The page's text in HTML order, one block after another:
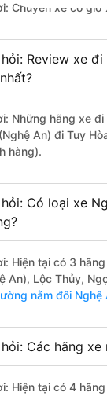
Chuyến xe có
hỏi: Review xe
Những hãng xe
An) đi Tuy
hàng).
Có loại xe
Hiện tại có 3
An), Lộc Thủy,
nằm đôi Nghệ
Các hãng
Hiện tại có 4